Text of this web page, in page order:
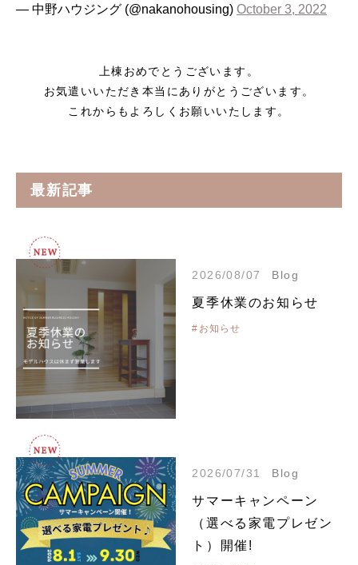
— 中野ハウジング (@nakanohousing) October 3, 2022
上棟おめでとうございます。
お気遣いいただき本当にありがとうございます。
これからもよろしくお願いいたします。
最新記事
2026/08/07 Blog
夏季休業のお知らせ
#お知らせ
2026/07/31 Blog
サマーキャンペーン
（選べる家電プレゼン
ト）開催!